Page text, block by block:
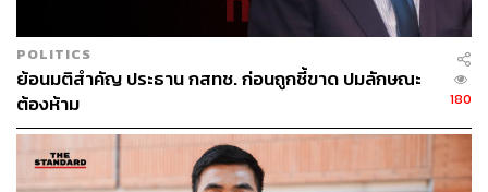
POLITICS
ย้อนมติสำคัญ ประธาน กสทช. ก่อนถูกชี้ขาด ปมลักษณะ
ต้องห้าม
180